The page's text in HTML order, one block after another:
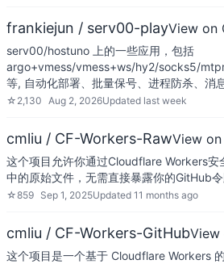
frankiejun / serv00-playView on
serv00/hostuno 上的一些应用，包括
argo+vmess/vmess+ws/hy2/socks5/
等, 自动化部署、批量保号、进程防杀、消
☆ 2,130 Aug 2, 2026Updated last week
cmliu / CF-Workers-RawView
这个项目允许你通过Cloudflare Workers安
中的原始文件，无需直接暴露你的GitHub令
☆859 Sep 1, 2025Updated 11 months ago
cmliu / CF-Workers-GitHubView
这个项目是一个基于 Cloudflare Workers